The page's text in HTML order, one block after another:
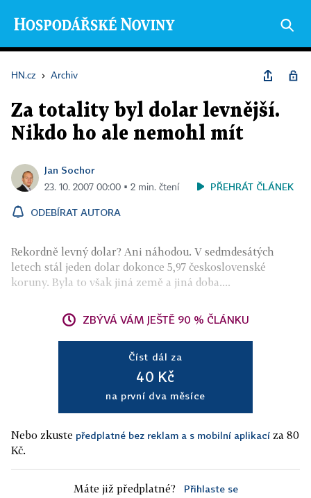
HN.cz › Archiv
Za totality byl dolar levnější.
Nikdo ho ale nemohl mít
Jan Sochor
23. 10. 2007 00:00 ▪ 2 min. čtení PŘEHRÁT ČLÁNEK
ODEBÍRAT AUTORA
Rekordně levný dolar? Ani náhodou. V sedmdesátých
letech stál jeden dolar dokonce 5,97 československé
koruny. Byla to však jiná země a jiná doba....
ZBÝVÁ VÁM JEŠTĚ 90 % ČLÁNKU
Číst dál za
40 Kč
na první dva měsíce
Nebo zkuste předplatné bez reklam a s mobilní aplikací za 80
Kč.
Máte již předplatné? Přihlaste se